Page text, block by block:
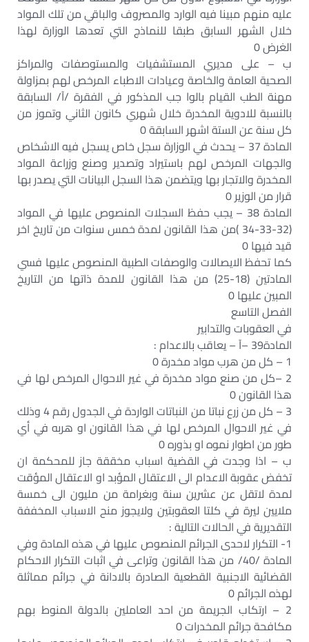
عليه منهم مبينا فيه الوارد والمصروف والباقي من تلك المواد
خلال الشهر السابق طبقا للنماذج التي تعدها الوزارة لهذا
الغرض 0
ب – على مديري المستشفيات والمستوصفات والمراكز
الصحية العامة والخاصة وعيادات الاطباء المرخص لهم بمزاولة
مهنة الطب القيام بالوا جب المذكور في الفقرة /آ/ السابقة
بالنسبة للادوية المخدرة خلال شهري كانون الثاني وتموز من
كل سنة عن الستة اشهر السابقة 0
المادة 37 – يحدث في الوزارة سجل خاص يسجل فيه الاشخاص
والجهات المرخص لهم باستيراد وتصدير وصنع وزراعة المواد
المخدرة والاتجار بها ويتضمن هذا السجل البيانات التي يصدر بها
قرار من الوزير 0
المادة 38 – يجب حفظ السجلات المنصوص عليها في المواد
(32-33-34 )من هذا القانون لمدة خمس سنوات من تاريخ اخر
قيد فيها 0
كما تحفظ الايصالات والوصفات الطبية المنصوص عليها فسي
المادتين (18-25) من هذا القانون للمدة ذاتها من التاريخ
المبين عليها 0
الفصل التاسع
في العقوبات والتدابير
المادة39 –آ – يعاقب بالاعدام :
1 – كل من هرب مواد مخدرة 0
2 –كل من صنع مواد مخدرة في غير الاحوال المرخص لها في
هذا القانون 0
3 – كل من زرع نباتا من النباتات الواردة في الجدول رقم 4 وذلك
في غير الاحوال المرخص لها في هذا القانون او هربه في أي
طور من اطوار نموه او بذوره 0
ب – اذا وجدت في القضية اسباب مخققة جاز للمحكمة ان
تخفض عقوبة الاعدام الى الاعتقال المؤبد او الاعتقال المؤقت
لمدة لاتقل عن عشرين سنة وبغرامة من مليون الى خمسة
ملايين ليرة في كلتا العقوبتين ولايجوز منح الاسباب المخففة
التقديرية في الحالات التالية :
1- التكرار لاحدى الجرائم المنصوص عليها في هذه المادة وفي
المادة /40/ من هذا القانون وتراعى في اثبات التكرار الاحكام
القضائية الاجنبية القطعية الصادرة بالادانة في جرائم مماثلة
لهذه الجرائم 0
2 – ارتكاب الجريمة من احد العاملين بالدولة المنوط بهم
مكافحة جرائم المخدرات 0